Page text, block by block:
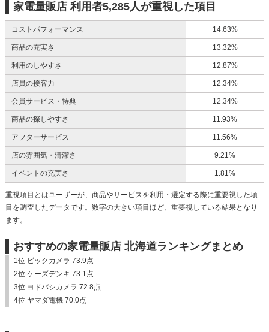
家電量販店 利用者5,285人が重視した項目
コストパフォーマンス 14.63%
商品の充実さ 13.32%
利用のしやすさ 12.87%
店員の接客力 12.34%
会員サービス・特典 12.34%
商品の探しやすさ 11.93%
アフターサービス 11.56%
店の雰囲気・清潔さ 9.21%
イベントの充実さ 1.81%
重視項目とはユーザーが、商品やサービスを利用・選定する際に重要視した項
目を調査したデータです。数字の大きい項目ほど、重要視している結果となり
ます。
おすすめの家電量販店 北海道ランキングまとめ
1位 ビックカメラ 73.9点
2位 ケーズデンキ 73.1点
3位 ヨドバシカメラ 72.8点
4位 ヤマダ電機 70.0点